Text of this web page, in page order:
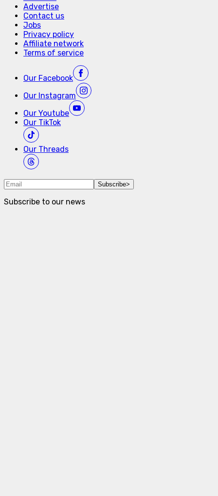
Advertise
Contact us
Jobs
Privacy policy
Affiliate network
Terms of service
Our Facebook
Our Instagram
Our Youtube
Our TikTok
Our Threads
Subscribe>
Subscribe to our news